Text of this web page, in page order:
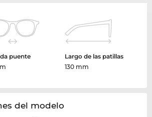
puente
Largo de las patillas
130 mm
del modelo